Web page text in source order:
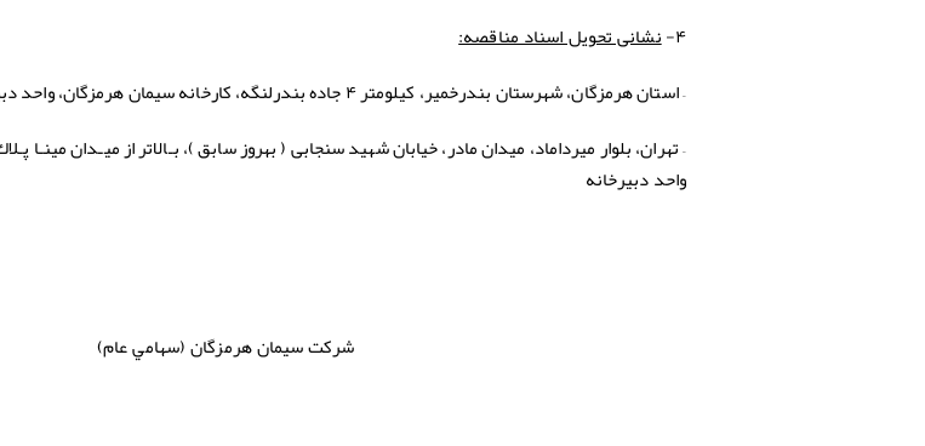
۴- نشانی تحویل اسناد مناقصه:
– استان هرمزگان، شهرستان بندرخمير، كيلومتر ۴ جاده بندرلنگه، كارخانه سيمان هرمزگان، واحد دبیرخانه کارخانه.
واحد دبیرخانه
شركت سيمان هرمزگان (سهامي عام)